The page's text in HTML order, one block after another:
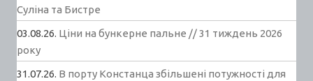
Суліна та Бистре
03.08.26. Ціни на бункерне пальне // 31 тиждень 2026
року
31.07.26. В порту Констанца збільшені потужності для